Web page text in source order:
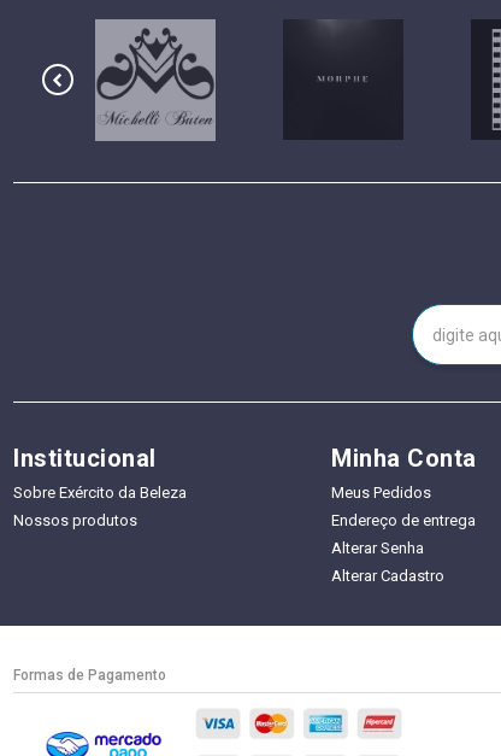
Institucional
Sobre Exército da Beleza
Nossos produtos
Minha Conta
Meus Pedidos
Endereço de entrega
Alterar Senha
Alterar Cadastro
Formas de Pagamento